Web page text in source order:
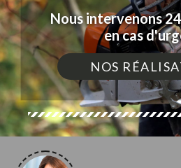
Nous intervenons
en cas
NOS